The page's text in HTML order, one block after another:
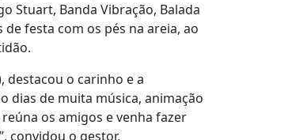
Stuart, Banda Vibração, Balada
festa com os pés na areia, ao
destacou o carinho e a
dias de muita música, animação
os amigos e venha fazer
convidou o gestor.